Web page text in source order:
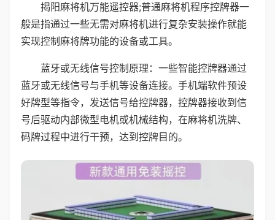
揭阳麻将机万能遥控器;普通麻将机程序控牌器一
般是指通过一些无需对麻将机进行复杂安装操作就能
实现控制麻将牌功能的设备或工具。
蓝牙或无线信号控制原理：一些智能控牌器通过
蓝牙或无线信号与手机等设备连接。手机端软件预设
好牌型等指令，发送信号给控牌器，控牌器接收到信
号后驱动内部微型电机或机械结构，在麻将机洗牌、
码牌过程中进行干预，达到控牌目的。